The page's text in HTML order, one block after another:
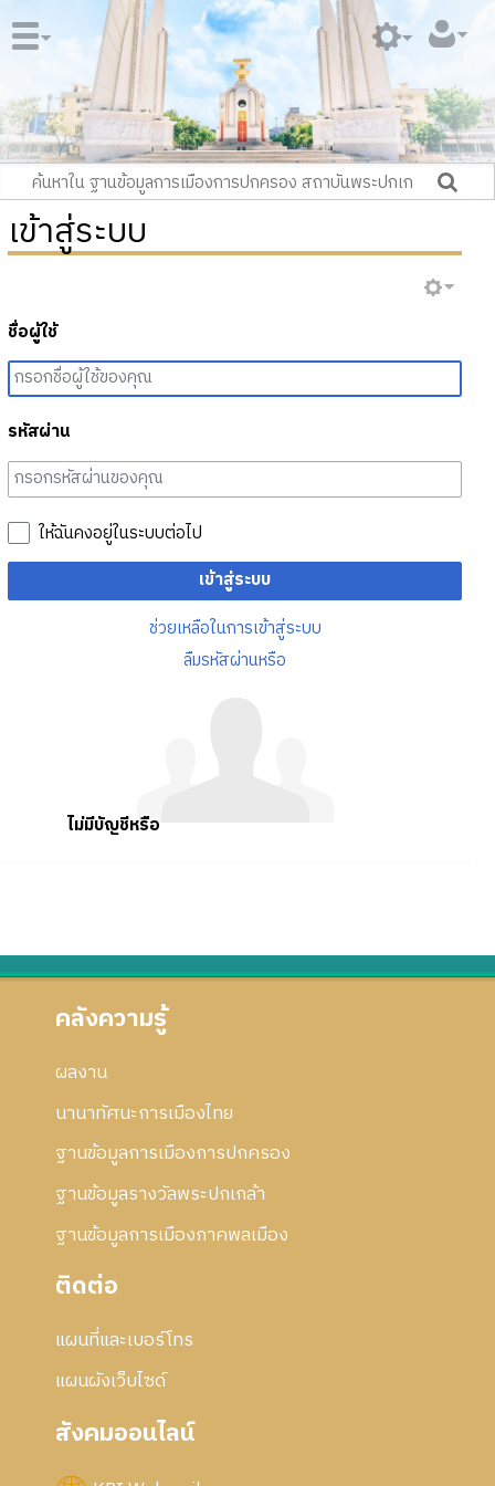
เข้าสู่ระบบ
ชื่อผู้ใช้
รหัสผ่าน
ให้ฉันคงอยู่ในระบบต่อไป
เข้าสู่ระบบ
ช่วยเหลือในการเข้าสู่ระบบ
ลืมรหัสผ่านหรือ
ไม่มีบัญชีหรือ
คลังความรู้
ผลงาน
นานาทัศนะการเมืองไทย
ฐานข้อมูลการเมืองการปกครอง
ฐานข้อมูลรางวัลพระปกเกล้า
ฐานข้อมูลการเมืองภาคพลเมือง
ติดต่อ
แผนที่และเบอร์โทร
แผนผังเว็บไซด์
สังคมออนไลน์